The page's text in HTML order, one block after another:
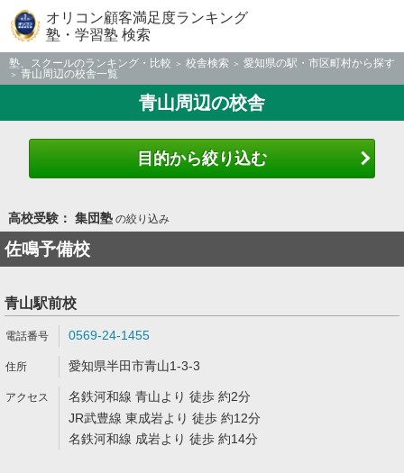
オリコン顧客満足度ランキング
塾・学習塾 検索
塾、スクールのランキング・比較 校舎検索
愛知県の駅・市区町村から探す
青山周辺の校舎一覧
青山周辺の校舎
目的から絞り込む
高校受験： 集団塾の絞り込み
佐鳴予備校
青山駅前校
0569-24-1455
愛知県半田市青山1-3-3
名鉄河和線 青山より 徒歩 約2分
JR武豊線 東成岩より 徒歩 約12分
名鉄河和線 成岩より 徒歩 約14分